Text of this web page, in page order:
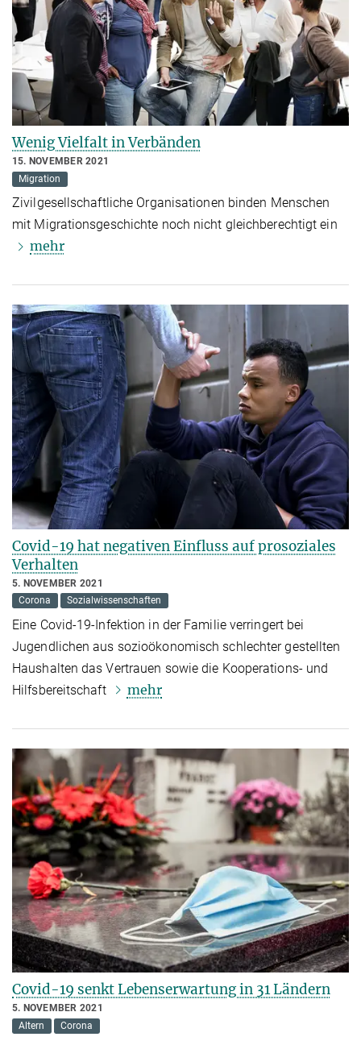
Wenig Vielfalt in Verbänden
15. NOVEMBER 2021
Migration
Zivilgesellschaftliche Organisationen binden Menschen
mit Migrationsgeschichte noch nicht gleichberechtigt ein
mehr
Covid-19 hat negativen Einfluss auf prosoziales
Verhalten
5. NOVEMBER 2021
Corona
Sozialwissenschaften
Eine Covid-19-Infektion in der Familie verringert bei
Jugendlichen aus sozioökonomisch schlechter gestellten
Haushalten das Vertrauen sowie die Kooperations- und
Hilfsbereitschaft
mehr
Covid-19 senkt Lebenserwartung in 31 Ländern
5. NOVEMBER 2021
Altern
Corona